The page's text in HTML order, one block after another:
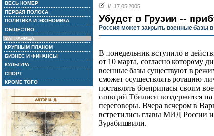
ВЕСЬ НОМЕР
ПЕРВАЯ ПОЛОСА
ПОЛИТИКА И ЭКОНОМИКА
ОБЩЕСТВО
ЗАГРАНИЦА
КРУПНЫМ ПЛАНОМ
БИЗНЕС И ФИНАНСЫ
КУЛЬТУРА
СПОРТ
КРОМЕ ТОГО
// 17.05.2005
Убудет в Грузии --
Россия может закрыть военные базы
В понедельник вступило в
от 10 марта, согласно которому
военные базы существуют в
сможет осуществлять ротацию
поставлять боеприпасы своим
санкций Тбилиси воздержится
переговоры. Вчера вечером в
встретились главы МИД России
Зурабишвили.